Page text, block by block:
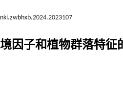
因子和植物群落特征